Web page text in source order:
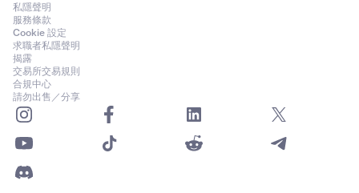
私隱聲明
服務條款
Cookie 設定
求職者私隱聲明
揭露
交易所交易規則
合規中心
請勿出售／分享